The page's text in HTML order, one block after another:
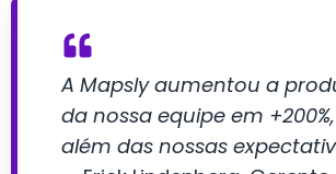
A Mapsly aumentou a
da nossa equipe em
além das nossas